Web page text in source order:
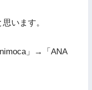
います。
」→「ANA